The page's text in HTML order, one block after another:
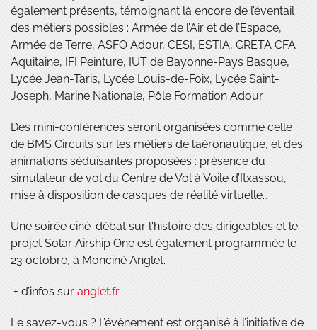
également présents, témoignant là encore de l’éventail
des métiers possibles : Armée de l’Air et de l’Espace,
Armée de Terre, ASFO Adour, CESI, ESTIA, GRETA CFA
Aquitaine, IFI Peinture, IUT de Bayonne-Pays Basque,
Lycée Jean-Taris, Lycée Louis-de-Foix, Lycée Saint-
Joseph, Marine Nationale, Pôle Formation Adour.
Des mini-conférences seront organisées comme celle
de BMS Circuits sur les métiers de l’aéronautique, et des
animations séduisantes proposées : présence du
simulateur de vol du Centre de Vol à Voile d’Itxassou,
mise à disposition de casques de réalité virtuelle…
Une soirée ciné-débat sur l'histoire des dirigeables et le
projet Solar Airship One est également programmée le
23 octobre, à Monciné Anglet.
+ d’infos sur anglet.fr
Le savez-vous ? L’évènement est organisé à l’initiative de